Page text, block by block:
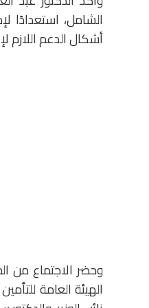
الشامل،
أشكال الدعم اللازم
وحضر الاجتماع من
الهيئة العامة